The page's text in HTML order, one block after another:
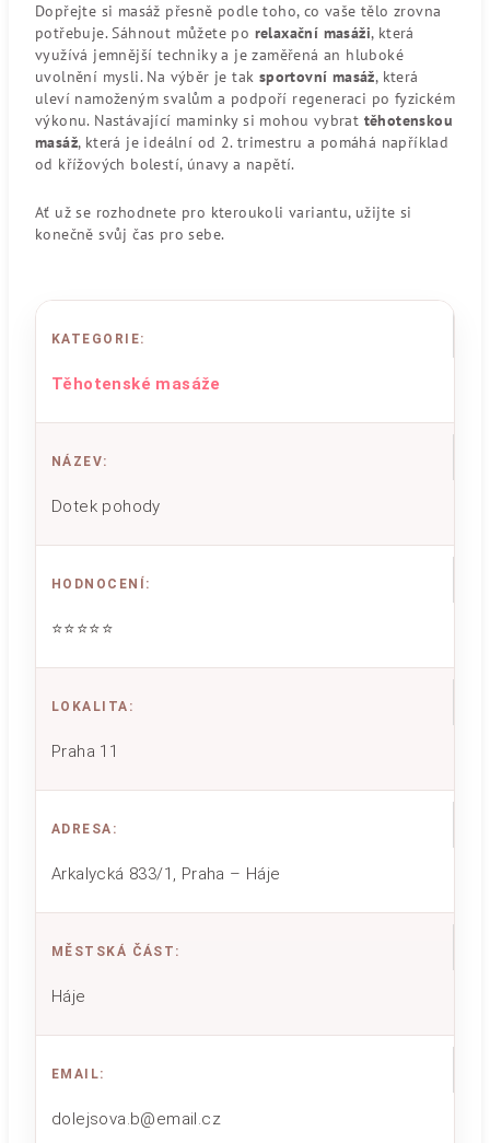
Dopřejte si masáž přesně podle toho, co vaše tělo zrovna
potřebuje. Sáhnout můžete po relaxační masáži, která
využívá jemnější techniky a je zaměřená an hluboké
uvolnění mysli. Na výběr je tak sportovní masáž, která
uleví namoženým svalům a podpoří regeneraci po fyzickém
výkonu. Nastávající maminky si mohou vybrat těhotenskou
masáž, která je ideální od 2. trimestru a pomáhá například
od křížových bolestí, únavy a napětí.
Ať už se rozhodnete pro kteroukoli variantu, užijte si
konečně svůj čas pro sebe.
KATEGORIE:
Těhotenské masáže
NÁZEV:
Dotek pohody
HODNOCENÍ :
⭐⭐⭐⭐⭐
LOKALITA :
Praha 11
ADRESA :
Arkalycká 833/1, Praha – Háje
MĚSTSKÁ ČÁST :
Háje
EMAIL:
dolejsova.b@email.cz